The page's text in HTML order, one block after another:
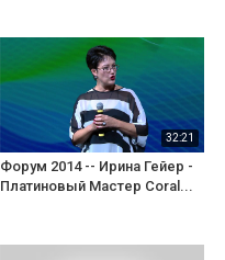
32:21
Форум 2014 -- Ирина Гейер -
Платиновый Мастер Coral...